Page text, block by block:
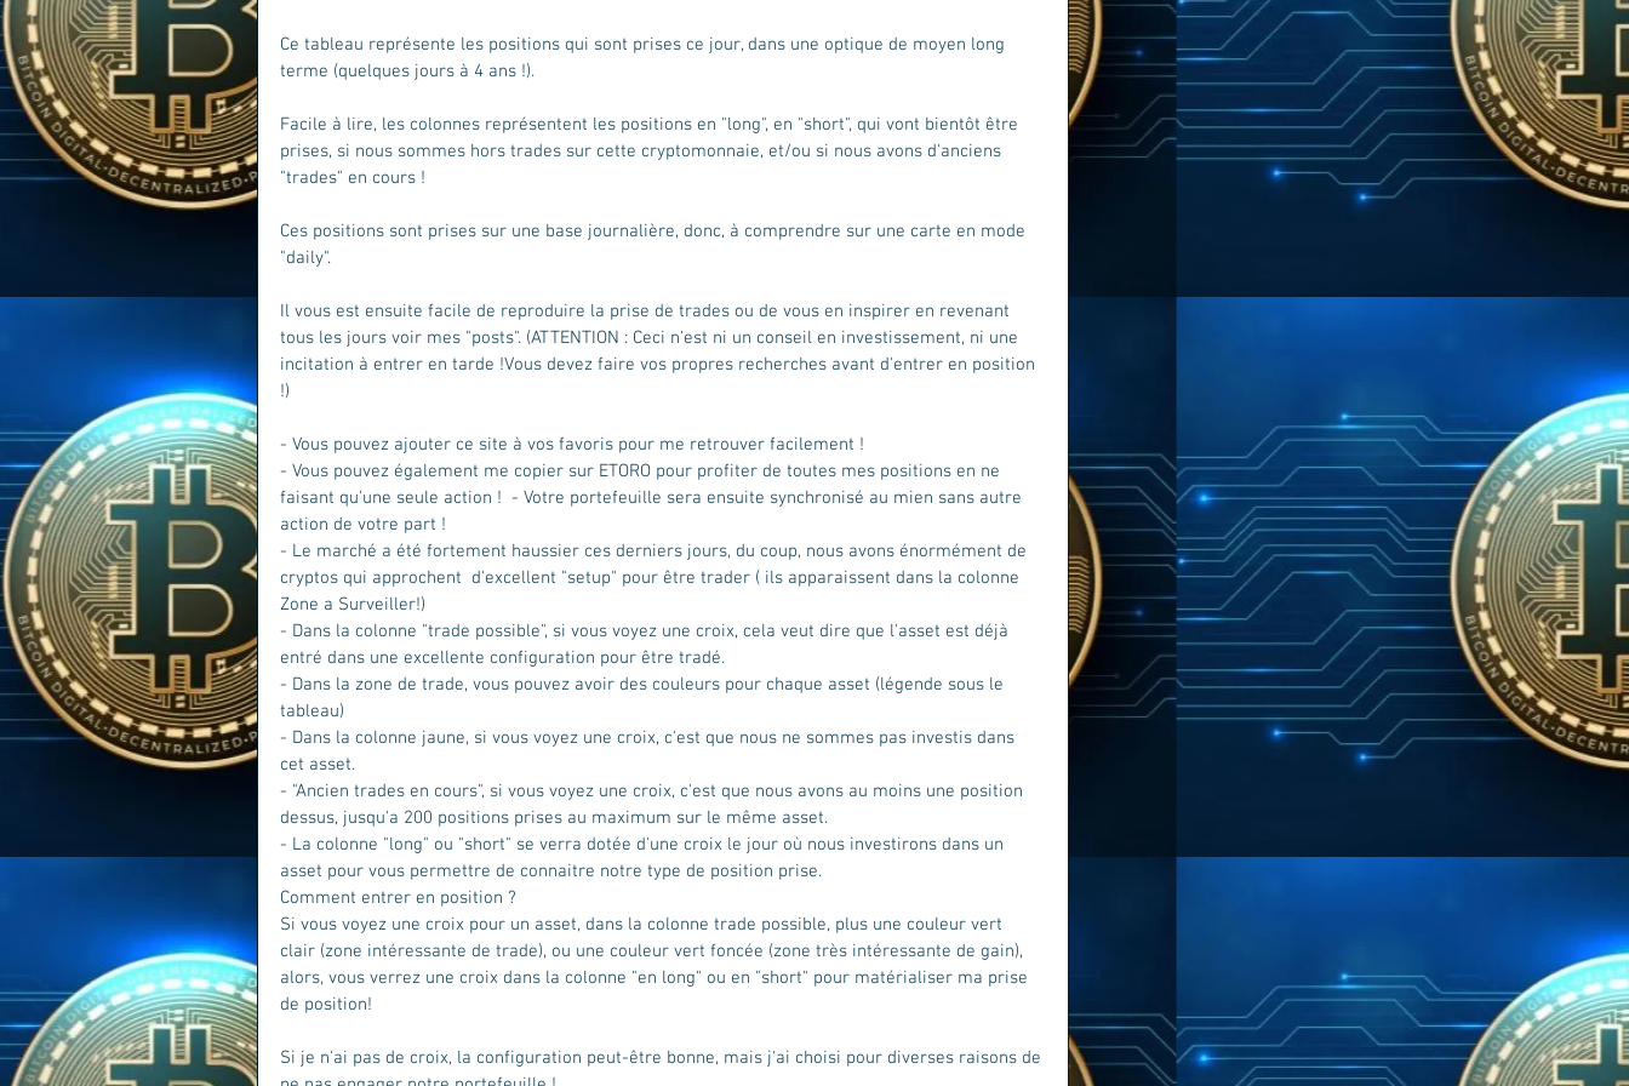
Ce tableau représente les positions qui sont prises ce jour, dans une optique de moyen long
terme (quelques jours à 4 ans !).
Facile à lire, les colonnes représentent les positions en "long", en "short", qui vont bientôt être
prises, si nous sommes hors trades sur cette cryptomonnaie, et/ou si nous avons d'anciens
"trades" en cours !
Ces positions sont prises sur une base journalière, donc, à comprendre sur une carte en mode
"daily".
Il vous est ensuite facile de reproduire la prise de trades ou de vous en inspirer en revenant
tous les jours voir mes "posts". (ATTENTION : Ceci n'est ni un conseil en investissement, ni une
incitation à entrer en tarde !Vous devez faire vos propres recherches avant d'entrer en position
!)
- Vous pouvez ajouter ce site à vos favoris pour me retrouver facilement !
- Vous pouvez également me copier sur ETORO pour profiter de toutes mes positions en ne
faisant qu'une seule action !  - Votre portefeuille sera ensuite synchronisé au mien sans autre
action de votre part !
- Le marché a été fortement haussier ces derniers jours, du coup, nous avons énormément de
cryptos qui approchent  d'excellent "setup" pour être trader ( ils apparaissent dans la colonne
Zone a Surveiller!)
- Dans la colonne "trade possible", si vous voyez une croix, cela veut dire que l'asset est déjà
entré dans une excellente configuration pour être tradé.
- Dans la zone de trade, vous pouvez avoir des couleurs pour chaque asset (légende sous le
tableau)
- Dans la colonne jaune, si vous voyez une croix, c'est que nous ne sommes pas investis dans
cet asset.
- "Ancien trades en cours", si vous voyez une croix, c'est que nous avons au moins une position
dessus, jusqu'a 200 positions prises au maximum sur le même asset.
- La colonne "long" ou "short" se verra dotée d'une croix le jour où nous investirons dans un
asset pour vous permettre de connaitre notre type de position prise.
Comment entrer en position ?
Si vous voyez une croix pour un asset, dans la colonne trade possible, plus une couleur vert
clair (zone intéressante de trade), ou une couleur vert foncée (zone très intéressante de gain),
alors, vous verrez une croix dans la colonne "en long" ou en "short" pour matérialiser ma prise
de position!
Si je n'ai pas de croix, la configuration peut-être bonne, mais j'ai choisi pour diverses raisons de